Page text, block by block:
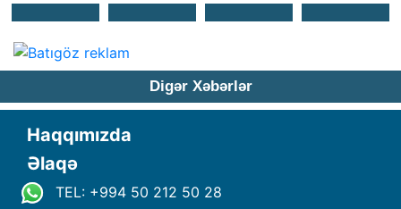
Digər Xəbərlər
Haqqımızda
Əlaqə
TEL: +994 50 212 50 28